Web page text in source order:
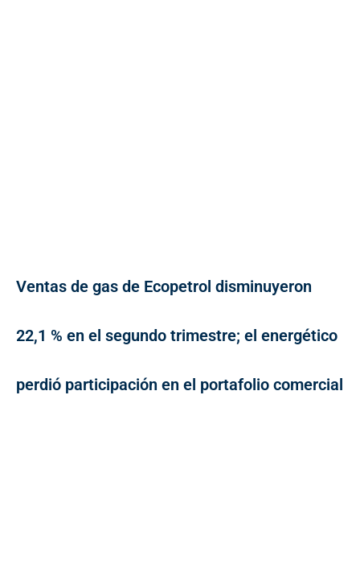
Ventas de gas de Ecopetrol disminuyeron
22,1 % en el segundo trimestre; el energético
perdió participación en el portafolio comercial